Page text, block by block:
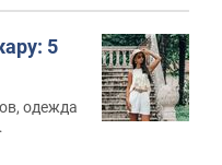
5
одежда